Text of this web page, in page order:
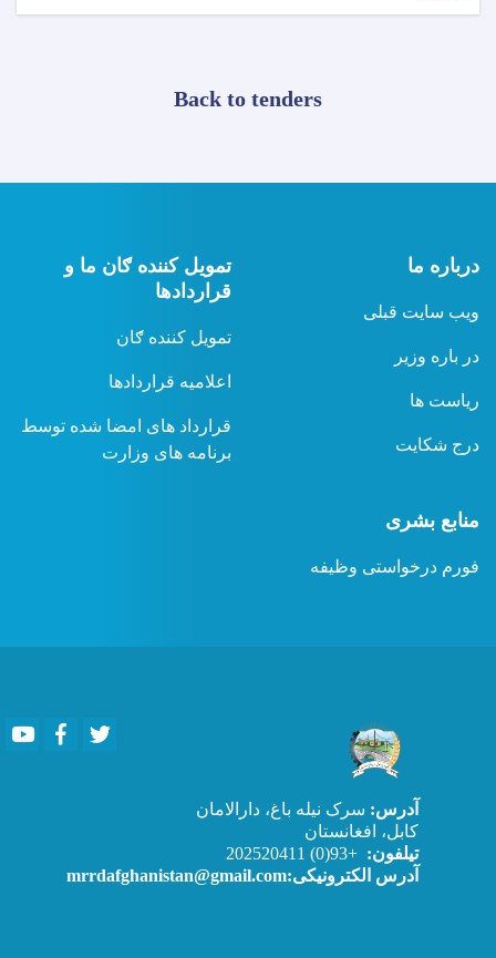
Back to tenders
درباره ما
ویب سایت قبلی
در باره وزیر
ریاست ها
درج شکایت
تمویل کننده ګان ما و
قراردادها
تمویل کننده ګان
اعلامیه قراردادها
قرارداد های امضا شده توسط
برنامه های وزارت
منابع بشری
فورم درخواستی وظیفه
YoutubeFacebook
آدرس: سرک نیله باغ، دارالامان
کابل، افغانستان
تیلفون: +93(0) 202520411
آدرس الکترونیکی:mrrdafghanistan@gmail.com